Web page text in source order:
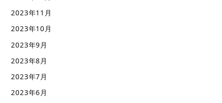
2023年11月
2023年10月
2023年9月
2023年8月
2023年7月
2023年6月